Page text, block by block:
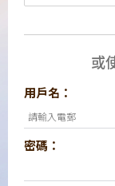
或
用戶名：
密碼：